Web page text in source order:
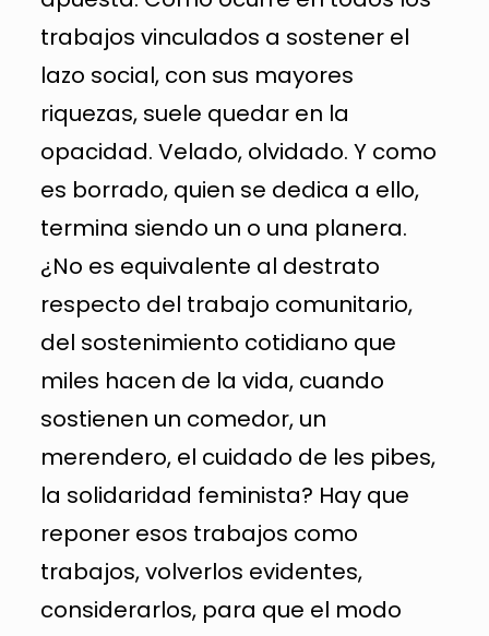
trabajos vinculados a sostener el
lazo social, con sus mayores
riquezas, suele quedar en la
opacidad. Velado, olvidado. Y como
es borrado, quien se dedica a ello,
termina siendo un o una planera.
¿No es equivalente al destrato
respecto del trabajo comunitario,
del sostenimiento cotidiano que
miles hacen de la vida, cuando
sostienen un comedor, un
merendero, el cuidado de les pibes,
la solidaridad feminista? Hay que
reponer esos trabajos como
trabajos, volverlos evidentes,
considerarlos, para que el modo